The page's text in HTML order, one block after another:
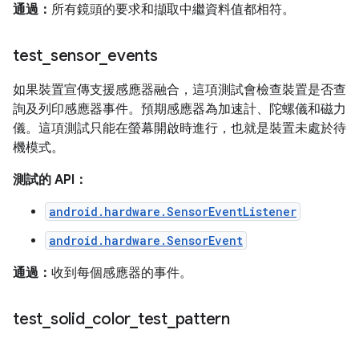
通過： 所有鏡頭的要求和擷取中繼資料值都相符。
test sensor_ events
如果裝置宣傳支援感應器融合，這項測試會檢查裝置是否查
詢及列印感應器事件。預期感應器為加速計、陀螺儀和磁力
儀。這項測試只能在螢幕開啟時進行，也就是裝置未處於待
機模式。
測試的 API：
android.hardware.SensorEventListener
android.hardware.SensorEvent
通過： 收到每個感應器的事件。
test solid_ color_ test_ pattern